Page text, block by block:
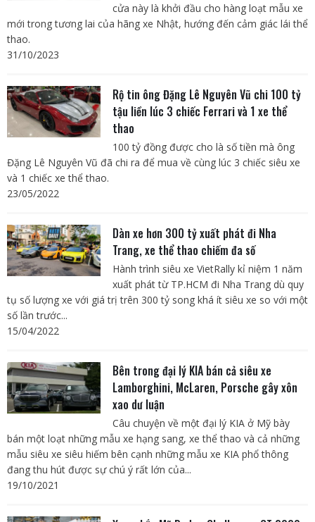
cửa này là khởi đầu cho hàng loạt mẫu xe
mới trong tương lai của hãng xe Nhật, hướng đến cảm giác lái thể
thao.
31/10/2023
Rộ tin ông Đặng Lê Nguyên Vũ chi 100 tỷ
tậu liền lúc 3 chiếc Ferrari và 1 xe thể
thao
100 tỷ đồng được cho là số tiền mà ông
Đặng Lê Nguyên Vũ đã chi ra để mua về cùng lúc 3 chiếc siêu xe
và 1 chiếc xe thể thao.
23/05/2022
Dàn xe hơn 300 tỷ xuất phát đi Nha
Trang, xe thể thao chiếm đa số
Hành trình siêu xe VietRally kỉ niệm 1 năm
xuất phát từ TP.HCM đi Nha Trang dù quy
tụ số lượng xe với giá trị trên 300 tỷ song khá ít siêu xe so với một
số lần trước...
15/04/2022
Bên trong đại lý KIA bán cả siêu xe
Lamborghini, McLaren, Porsche gây xôn
xao dư luận
Câu chuyện về một đại lý KIA ở Mỹ bày
bán một loạt những mẫu xe hạng sang, xe thể thao và cả những
mẫu siêu xe siêu hiếm bên cạnh những mẫu xe KIA phổ thông
đang thu hút được sự chú ý rất lớn của...
19/10/2021